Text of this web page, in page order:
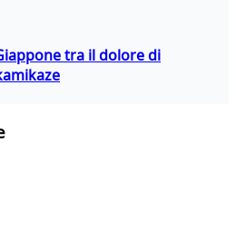
tra il dolore di